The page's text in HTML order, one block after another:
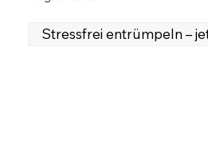
Stressfrei entrümpeln –